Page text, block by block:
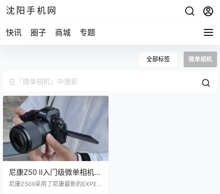
沈阳手机网
快讯 圈子 商城 专题
全部标签 微单相机
尼康Z50 II入门级微单相机沈
阳三好街现货
尼康Z50II采用了尼康最新的EXPEE